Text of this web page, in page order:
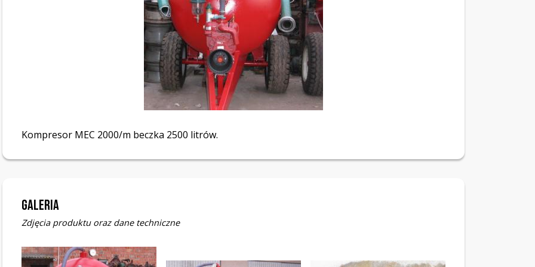
Kompresor MEC 2000/m beczka 2500 litrów.
Galeria
Zdjęcia produktu oraz dane techniczne